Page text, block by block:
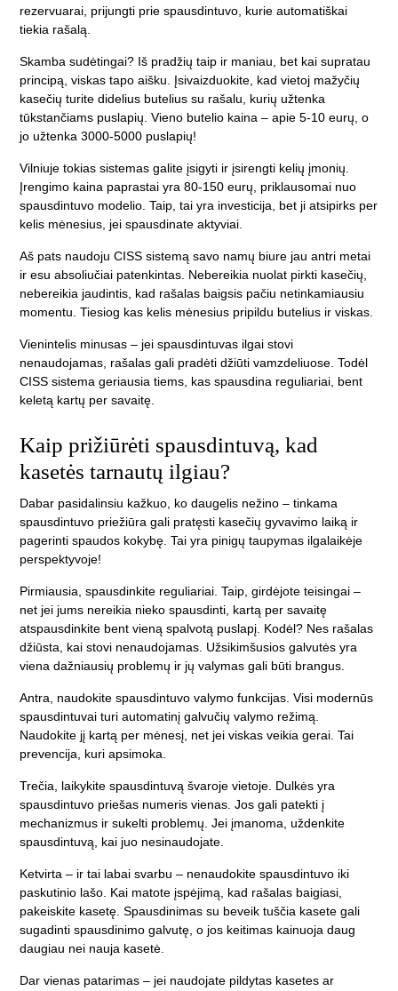
rezervuarai, prijungti prie spausdintuvo, kurie automatiškai
tiekia rašalą.
Skamba sudėtingai? Iš pradžių taip ir maniau, bet kai supratau
principą, viskas tapo aišku. Įsivaizduokite, kad vietoj mažyčių
kasečių turite didelius butelius su rašalu, kurių užtenka
tūkstančiams puslapių. Vieno butelio kaina – apie 5-10 eurų, o
jo užtenka 3000-5000 puslapių!
Vilniuje tokias sistemas galite įsigyti ir įsirengti kelių įmonių.
Įrengimo kaina paprastai yra 80-150 eurų, priklausomai nuo
spausdintuvo modelio. Taip, tai yra investicija, bet ji atsipirks per
kelis mėnesius, jei spausdinate aktyviai.
Aš pats naudoju CISS sistemą savo namų biure jau antri metai
ir esu absoliučiai patenkintas. Nebereikia nuolat pirkti kasečių,
nebereikia jaudintis, kad rašalas baigsis pačiu netinkamiausiu
momentu. Tiesiog kas kelis mėnesius pripildu butelius ir viskas.
Vienintelis minusas – jei spausdintuvas ilgai stovi
nenaudojamas, rašalas gali pradėti džiūti vamzdeliuose. Todėl
CISS sistema geriausia tiems, kas spausdina reguliariai, bent
keletą kartų per savaitę.
Kaip prižiūrėti spausdintuvą, kad
kasetės tarnautų ilgiau?
Dabar pasidalinsiu kažkuo, ko daugelis nežino – tinkama
spausdintuvo priežiūra gali pratęsti kasečių gyvavimo laiką ir
pagerinti spaudos kokybę. Tai yra pinigų taupymas ilgalaikėje
perspektyvoje!
Pirmiausia, spausdinkite reguliariai. Taip, girdėjote teisingai –
net jei jums nereikia nieko spausdinti, kartą per savaitę
atspausdinkite bent vieną spalvotą puslapį. Kodėl? Nes rašalas
džiūsta, kai stovi nenaudojamas. Užsikimšusios galvutės yra
viena dažniausių problemų ir jų valymas gali būti brangus.
Antra, naudokite spausdintuvo valymo funkcijas. Visi modernūs
spausdintuvai turi automatinį galvučių valymo režimą.
Naudokite jį kartą per mėnesį, net jei viskas veikia gerai. Tai
prevencija, kuri apsimoka.
Trečia, laikykite spausdintuvą švaroje vietoje. Dulkės yra
spausdintuvo priešas numeris vienas. Jos gali patekti į
mechanizmus ir sukelti problemų. Jei įmanoma, uždenkite
spausdintuvą, kai juo nesinaudojate.
Ketvirta – ir tai labai svarbu – nenaudokite spausdintuvo iki
paskutinio lašo. Kai matote įspėjimą, kad rašalas baigiasi,
pakeiskite kasetę. Spausdinimas su beveik tuščia kasete gali
sugadinti spausdinimo galvutę, o jos keitimas kainuoja daug
daugiau nei nauja kasetė.
Dar vienas patarimas – jei naudojate pildytas kasetes ar